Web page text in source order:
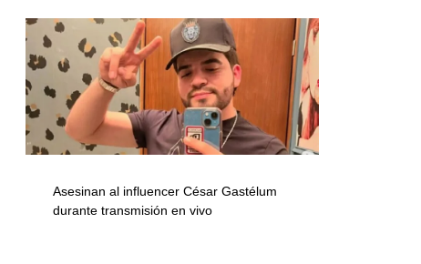
Asesinan al influencer César Gastélum
durante transmisión en vivo